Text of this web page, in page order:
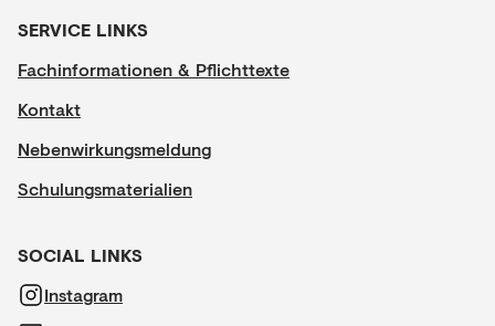
SERVICE LINKS
Fachinformationen & Pflichttexte
Kontakt
Nebenwirkungsmeldung
Schulungsmaterialien
SOCIAL LINKS
Instagram